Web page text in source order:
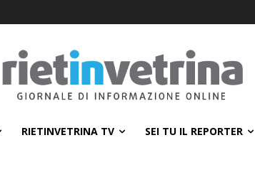
RIETINVETRINA TV SEI TU IL REPORTER